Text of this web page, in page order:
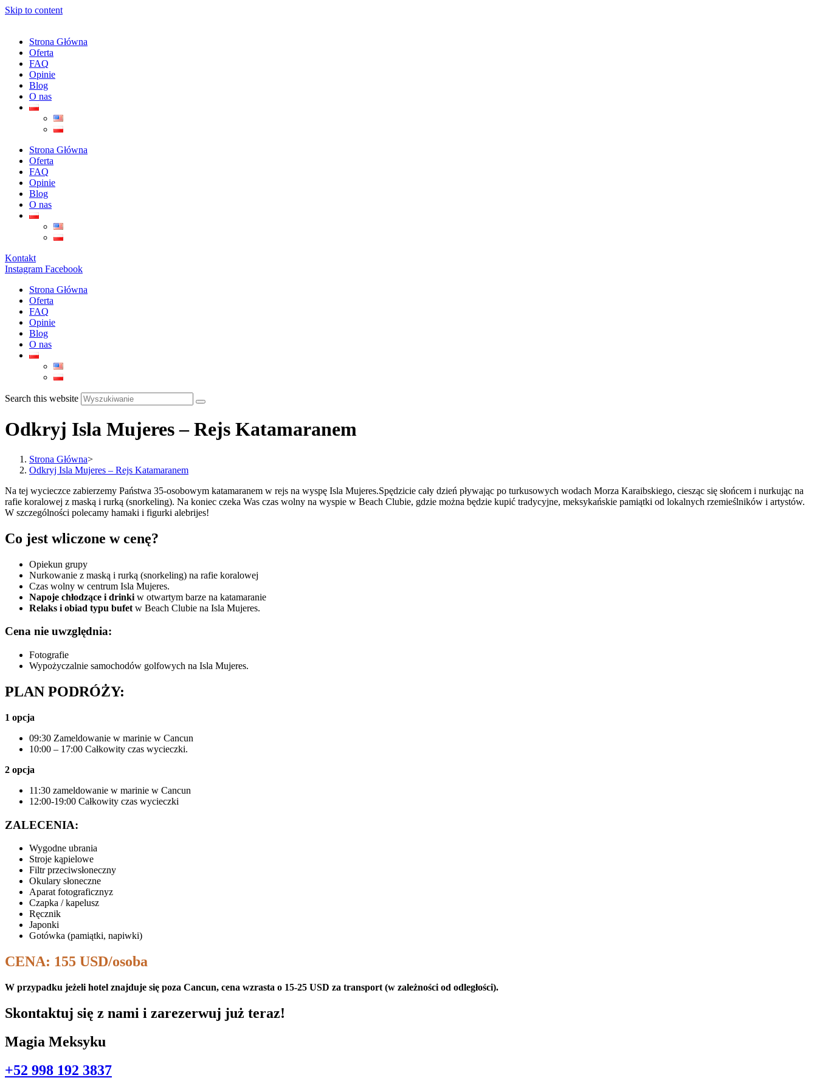
Skip to content
Strona Główna
Oferta
FAQ
Opinie
Blog
O nas
Strona Główna
Oferta
FAQ
Opinie
Blog
O nas
Kontakt
Instagram Facebook
Strona Główna
Oferta
FAQ
Opinie
Blog
O nas
Search this website
Odkryj Isla Mujeres – Rejs Katamaranem
Strona Główna>
Odkryj Isla Mujeres – Rejs Katamaranem
Na tej wycieczce zabierzemy Państwa 35-osobowym katamaranem w rejs na wyspę Isla Mujeres.Spędzicie cały dzień pływając po turkusowych wodach Morza Karaibskiego, ciesząc się słońcem i nurkując na
rafie koralowej z maską i rurką (snorkeling). Na koniec czeka Was czas wolny na wyspie w Beach Clubie, gdzie można będzie kupić tradycyjne, meksykańskie pamiątki od lokalnych rzemieślników i artystów.
W szczególności polecamy hamaki i figurki alebrijes!
Co jest wliczone w cenę?
Opiekun grupy
Nurkowanie z maską i rurką (snorkeling) na rafie koralowej
Czas wolny w centrum Isla Mujeres.
Napoje chłodzące i drinki w otwartym barze na katamaranie
Relaks i obiad typu bufet w Beach Clubie na Isla Mujeres.
Cena nie uwzględnia:
Fotografie
Wypożyczalnie samochodów golfowych na Isla Mujeres.
PLAN PODRÓŻY:
1 opcja
09:30 Zameldowanie w marinie w Cancun
10:00 – 17:00 Całkowity czas wycieczki.
2 opcja
11:30 zameldowanie w marinie w Cancun
12:00-19:00 Całkowity czas wycieczki
ZALECENIA:
Wygodne ubrania
Stroje kąpielowe
Filtr przeciwsłoneczny
Okulary słoneczne
Aparat fotograficznyz
Czapka / kapelusz
Ręcznik
Japonki
Gotówka (pamiątki, napiwki)
CENA: 155 USD/osoba
W przypadku jeżeli hotel znajduje się poza Cancun, cena wzrasta o 15-25 USD za transport (w zależności od odległości).
Skontaktuj się z nami i zarezerwuj już teraz!
Magia Meksyku
+52 998 192 3837